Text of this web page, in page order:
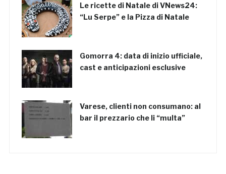
Le ricette di Natale di VNews24:
“Lu Serpe” e la Pizza di Natale
Gomorra 4: data di inizio ufficiale,
cast e anticipazioni esclusive
Varese, clienti non consumano: al
bar il prezzario che li “multa”